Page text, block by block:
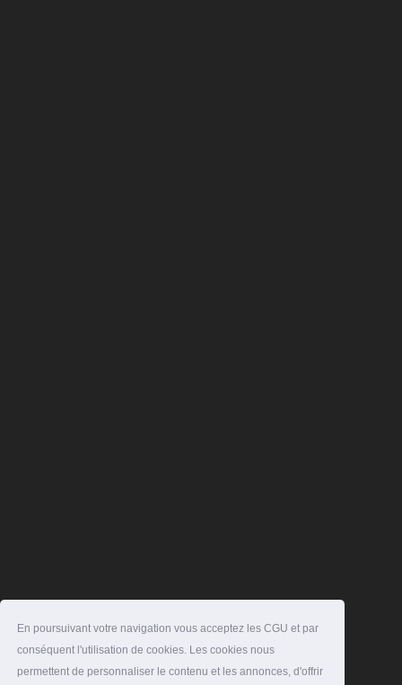
En poursuivant votre navigation vous acceptez les CGU et par
conséquent l'utilisation de cookies. Les cookies nous
permettent de personnaliser le contenu et les annonces, d'offrir